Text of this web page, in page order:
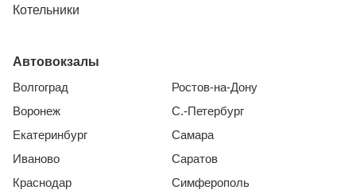
Котельники
Автовокзалы
Волгоград
Воронеж
Екатеринбург
Иваново
Краснодар
Ростов-на-Дону
С.-Петербург
Самара
Саратов
Симферополь